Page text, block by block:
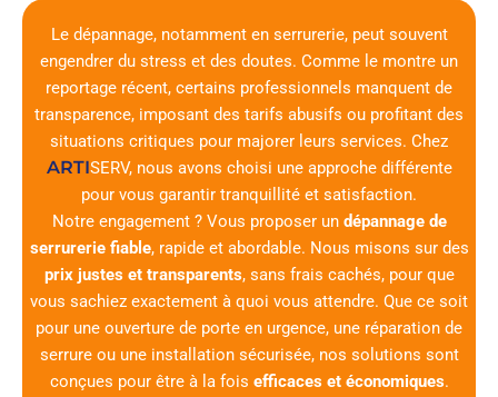
Le dépannage, notamment en serrurerie, peut souvent
engendrer du stress et des doutes. Comme le montre un
reportage récent, certains professionnels manquent de
transparence, imposant des tarifs abusifs ou profitant des
situations critiques pour majorer leurs services. Chez
ARTISERV, nous avons choisi une approche différente
pour vous garantir tranquillité et satisfaction.
Notre engagement ? Vous proposer un dépannage de
serrurerie fiable, rapide et abordable. Nous misons sur des
prix justes et transparents, sans frais cachés, pour que
vous sachiez exactement à quoi vous attendre. Que ce soit
pour une ouverture de porte en urgence, une réparation de
serrure ou une installation sécurisée, nos solutions sont
conçues pour être à la fois efficaces et économiques.